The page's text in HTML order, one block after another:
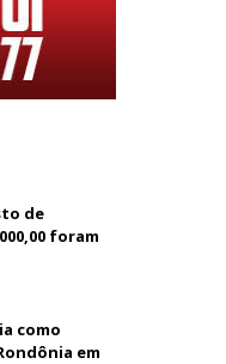
de
foram
como
em